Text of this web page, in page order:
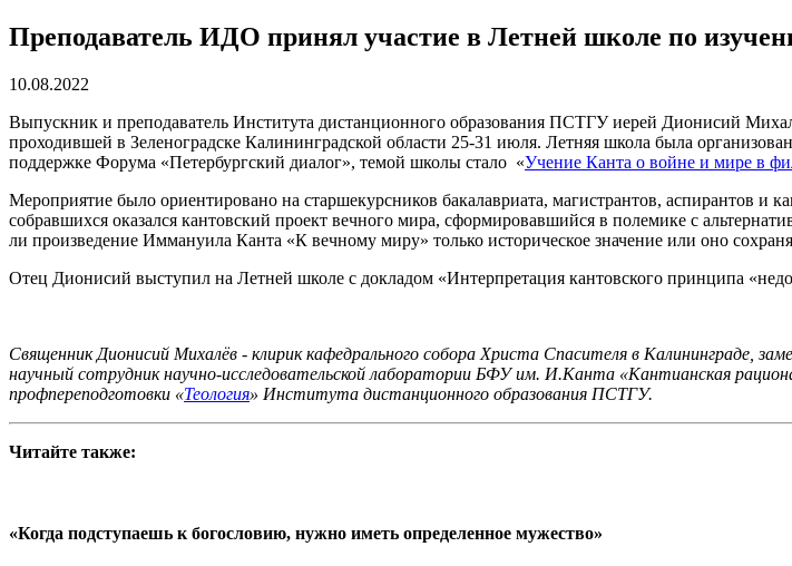
Преподаватель ИДО принял участие в Летней школе по
10.08.2022
Выпускник и преподаватель Института дистанционного образования ПСТГУ иерей Дионисий
проходившей в Зеленоградске Калининградской области 25-31 июля. Летняя школа была
поддержке Форума «Петербургский диалог», темой школы стало «Учение Канта о войне и мире в
Мероприятие было ориентировано на старшекурсников бакалавриата, магистрантов, аспирантов и
собравшихся оказался кантовский проект вечного мира, сформировавшийся в полемике с
ли произведение Иммануила Канта «К вечному миру» только историческое значение или оно
Отец Дионисий выступил на Летней школе с докладом «Интерпретация кантовского принципа
Священник Дионисий Михалёв - клирик кафедрального собора Христа Спасителя в Калининграде,
научный сотрудник научно-исследовательской лаборатории БФУ им. И.Канта «Кантианская
профпереподготовки «Теология» Института дистанционного образования ПСТГУ.
Читайте также:
«Когда подступаешь к богословию, нужно иметь определенное мужество»